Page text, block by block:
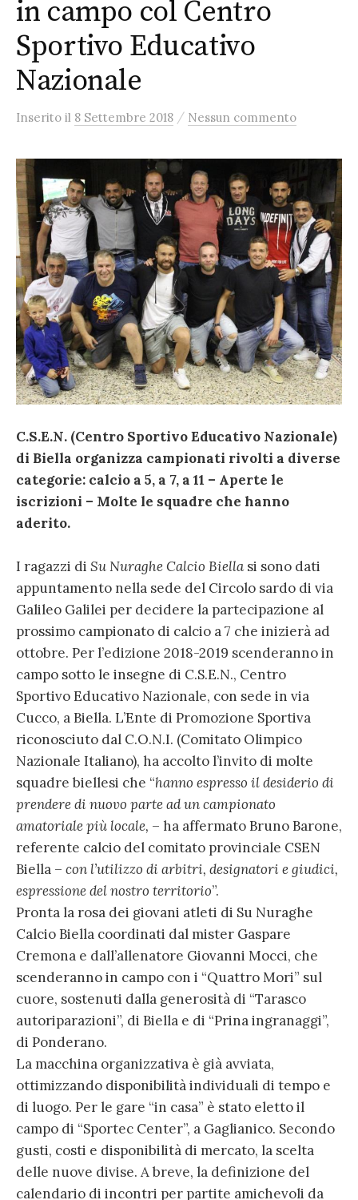
in campo col Centro
Sportivo Educativo
Nazionale
Inserito il 8 Settembre 2018 / Nessun commento
C.S.E.N. (Centro Sportivo Educativo Nazionale)
di Biella organizza campionati rivolti a diverse
categorie: calcio a 5, a 7, a 11 – Aperte le
iscrizioni – Molte le squadre che hanno
aderito.
I ragazzi di Su Nuraghe Calcio Biella si sono dati
appuntamento nella sede del Circolo sardo di via
Galileo Galilei per decidere la partecipazione al
prossimo campionato di calcio a 7 che inizierà ad
ottobre. Per l’edizione 2018-2019 scenderanno in
campo sotto le insegne di C.S.E.N., Centro
Sportivo Educativo Nazionale, con sede in via
Cucco, a Biella. L’Ente di Promozione Sportiva
riconosciuto dal C.O.N.I. (Comitato Olimpico
Nazionale Italiano), ha accolto l’invito di molte
squadre biellesi che “hanno espresso il desiderio di
prendere di nuovo parte ad un campionato
amatoriale più locale, – ha affermato Bruno Barone,
referente calcio del comitato provinciale CSEN
Biella – con l’utilizzo di arbitri, designatori e giudici,
espressione del nostro territorio”.
Pronta la rosa dei giovani atleti di Su Nuraghe
Calcio Biella coordinati dal mister Gaspare
Cremona e dall’allenatore Giovanni Mocci, che
scenderanno in campo con i “Quattro Mori” sul
cuore, sostenuti dalla generosità di “Tarasco
autoriparazioni”, di Biella e di “Prina ingranaggi”,
di Ponderano.
La macchina organizzativa è già avviata,
ottimizzando disponibilità individuali di tempo e
di luogo. Per le gare “in casa” è stato eletto il
campo di “Sportec Center”, a Gaglianico. Secondo
gusti, costi e disponibilità di mercato, la scelta
delle nuove divise. A breve, la definizione del
calendario di incontri per partite amichevoli da